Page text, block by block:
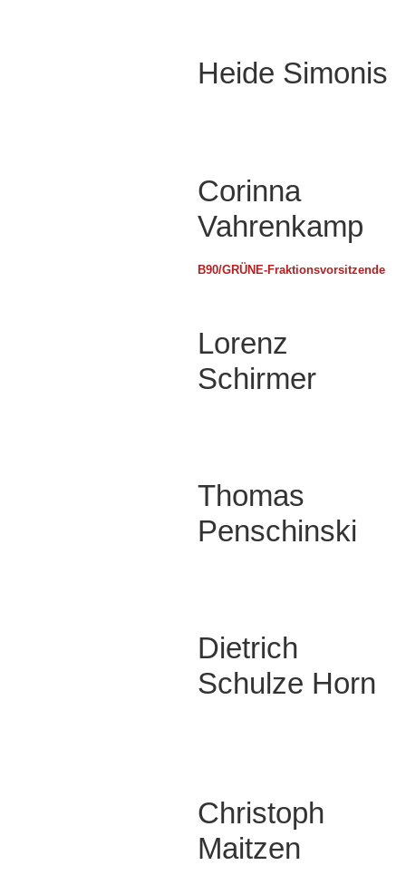
Heide Simonis
Corinna
Vahrenkamp
B90/GRÜNE-Fraktionsvorsitzende
Lorenz
Schirmer
Thomas
Penschinski
Dietrich
Schulze Horn
Christoph
Maitzen